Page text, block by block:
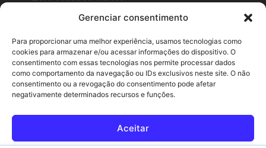
Gerenciar consentimento
Para proporcionar uma melhor experiência, usamos tecnologias como
cookies para armazenar e/ou acessar informações do dispositivo. O
consentimento com essas tecnologias nos permite processar dados
como comportamento da navegação ou IDs exclusivos neste site. O não
consentimento ou a revogação do consentimento pode afetar
negativamente determinados recursos e funções.
Aceitar
Veículos Sustentáveis
Trânsito Lance a Lance
Veja Também
Blog
Política de Privacidade